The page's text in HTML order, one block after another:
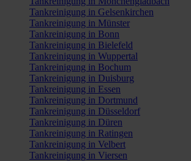
Tankreinigung in Gelsenkirchen
Tankreinigung in Münster
Tankreinigung in Bonn
Tankreinigung in Bielefeld
Tankreinigung in Wuppertal
Tankreinigung in Bochum
Tankreinigung in Duisburg
Tankreinigung in Essen
Tankreinigung in Dortmund
Tankreinigung in Düsseldorf
Tankreinigung in Düren
Tankreinigung in Ratingen
Tankreinigung in Velbert
Tankreinigung in Viersen